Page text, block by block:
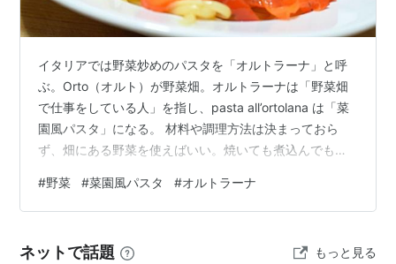
イタリアでは野菜炒めのパスタを「オルトラーナ」と呼
ぶ。Orto（オルト）が野菜畑。オルトラーナは「野菜畑
で仕事をしている人」を指し、pasta all’ortolana は「菜
園風パスタ」になる。 材料や調理方法は決まっておら
ず、畑にある野菜を使えばいい。焼いても煮込んでもい
ときはズッキーニやパプリカ、トマトなどを使うことが
多い。 菜園風パスタ（オルトラーナ） 菜園風パスタ（オ
シピ 菜園風パスタ（赤パプリカ） 菜園風パスタ（赤パプ
#野菜 #菜園風パスタ #オルトラーナ
ネットで話題 もっと見る